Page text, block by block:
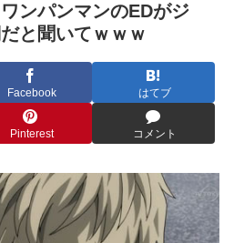
ンパンマンのEDがジ
と聞いてｗｗｗ
Facebook はてブ
Pinterest コメント